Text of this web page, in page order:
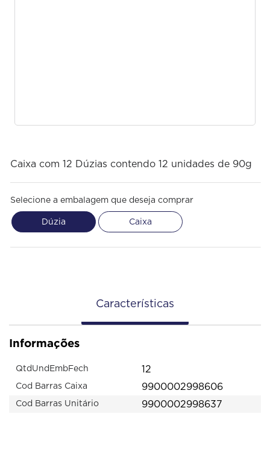
Caixa com 12 Dúzias contendo 12 unidades de 90g
Selecione a embalagem que deseja comprar
Dúzia Caixa
Características
Informações
QtdUndEmbFech 12
Cod Barras Caixa 9900002998606
Cod Barras Unitário 9900002998637